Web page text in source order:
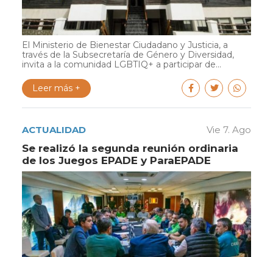
El Ministerio de Bienestar Ciudadano y Justicia, a
través de la Subsecretaría de Género y Diversidad,
invita a la comunidad LGBTIQ+ a participar de...
Leer más +
ACTUALIDAD Vie 7. Ago
Se realizó la segunda reunión ordinaria
de los Juegos EPADE y ParaEPADE